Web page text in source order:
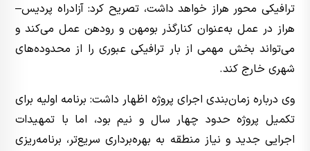
ترافیکی محور هراز خواهد داشت، تصریح کرد: آزادراه پردیس–
هراز در عمل به‌عنوان کنارگذر بومهن و رودهن عمل می‌کند و
می‌تواند بخش مهمی از بار ترافیکی عبوری را از محدوده‌های
شهری خارج کند.
وی درباره زمان‌بندی اجرای پروژه اظهار داشت: برنامه اولیه برای
تکمیل پروژه حدود چهار سال و نیم بود، اما با تمهیدات
اجرایی جدید و نیاز منطقه به بهره‌برداری سریع‌تر، برنامه‌ریزی